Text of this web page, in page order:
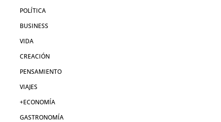
POLÍTICA
BUSINESS
VIDA
CREACIÓN
PENSAMIENTO
VIAJES
+ECONOMÍA
GASTRONOMÍA